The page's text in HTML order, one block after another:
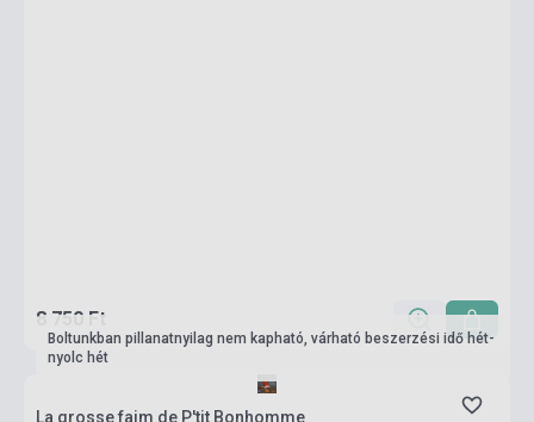
8 750 Ft
Boltunkban pillanatnyilag nem kapható, várható beszerzési idő hét-
nyolc hét
La grosse faim de P'tit Bonhomme